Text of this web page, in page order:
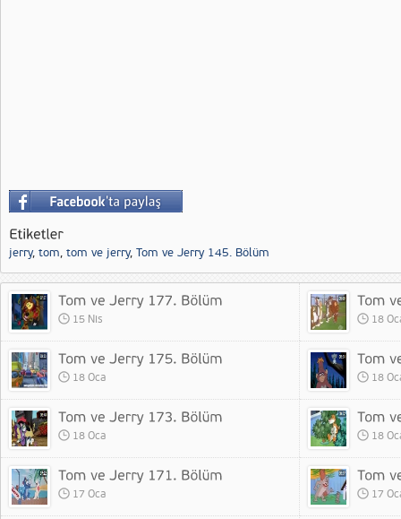
jerry, tom, tom ve jerry, Tom ve Jerry 145. Bölüm
15 Nis 18
18 Oca 18
18 Oca 18
17 Oca 17